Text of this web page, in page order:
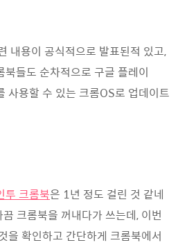
내용이 공식적으로 발표된적 있고,
들도 순차적으로 구글 플레이
사용할 수 있는 크롬OS로 업데이트
투 크롬북은 1년 정도 걸린 것 같네
크롬북을 꺼내다가 쓰는데, 이번
을 확인하고 간단하게 크롬북에서